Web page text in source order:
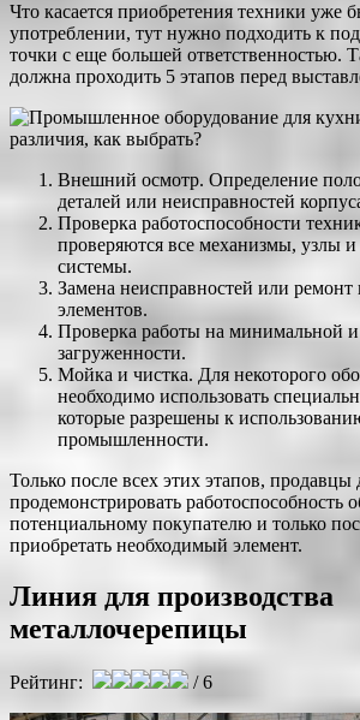
Что касается приобретения техники уже
употреблении, тут нужно подходить к
точки с еще большей ответственностью.
должна проходить 5 этапов перед
Внешний осмотр. Определение
деталей или неисправностей
Проверка работоспособности
проверяются все механизмы, узлы и
системы.
Замена неисправностей или
элементов.
Проверка работы на минимальной
загруженности.
Мойка и чистка. Для некоторого
необходимо использовать
которые разрешены к
промышленности.
Только после всех этих этапов,
продемонстрировать работоспособность
потенциальному покупателю и только
приобретать необходимый элемент.
Линия для производства
металлочерепицы
Рейтинг: / 6